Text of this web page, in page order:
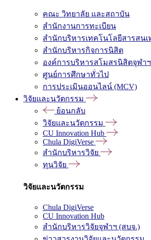
คณะ วิทยาลัย และสถาบัน
สำนักงานการทะเบียน
สำนักบริหารเทคโนโลยีสารสนเ
สำนักบริหารกิจการนิสิต
องค์การบริหารสโมสรนิสิตจุฬา
ศูนย์การศึกษาทั่วไป
การประเมินออนไลน์ (MCV)
วิจัยและนวัตกรรม
ย้อนกลับ
วิจัยและนวัตกรรม
CU Innovation Hub
Chula DigiVerse
สำนักบริหารวิจัย
ทุนวิจัย
วิจัยและนวัตกรรม
Chula DigiVerse
CU Innovation Hub
สำนักบริหารวิจัยจุฬาฯ (สบจ.)